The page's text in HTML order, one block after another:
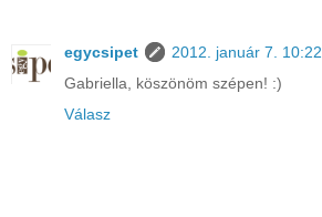
egycsipet
2012. január 7. 10:22
Gabriella, köszönöm szépen! :)
Válasz